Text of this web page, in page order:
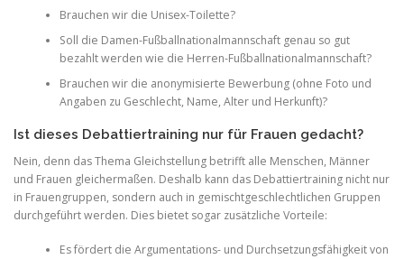
Brauchen wir die Unisex-Toilette?
Soll die Damen-Fußballnationalmannschaft genau so gut
bezahlt werden wie die Herren-Fußballnationalmannschaft?
Brauchen wir die anonymisierte Bewerbung (ohne Foto und
Angaben zu Geschlecht, Name, Alter und Herkunft)?
Ist dieses Debattiertraining nur für Frauen gedacht?
Nein, denn das Thema Gleichstellung betrifft alle Menschen, Männer
und Frauen gleichermaßen. Deshalb kann das Debattiertraining nicht nur
in Frauengruppen, sondern auch in gemischtgeschlechtlichen Gruppen
durchgeführt werden. Dies bietet sogar zusätzliche Vorteile:
Es fördert die Argumentations- und Durchsetzungsfähigkeit von